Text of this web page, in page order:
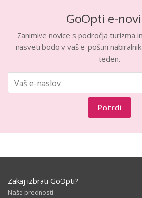
GoOpti e-
Zanimive novice s področja turizma
nasveti bodo v vaš e-poštni
teden.
Potrdi
Zakaj izbrati GoOpti?
Naše prednosti